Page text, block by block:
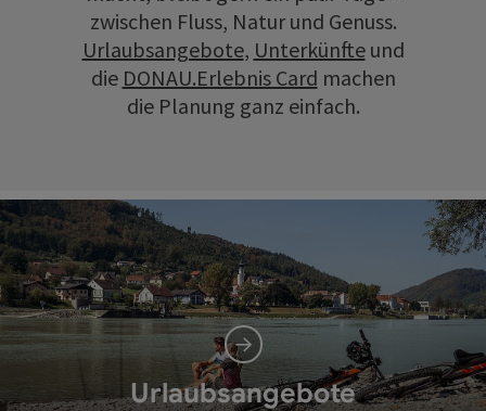
zwischen Fluss, Natur und Genuss.
Urlaubsangebote, Unterkünfteund
die DONAU.Erlebnis Card machen
die Planung ganz einfach.
Urlaubsangebote